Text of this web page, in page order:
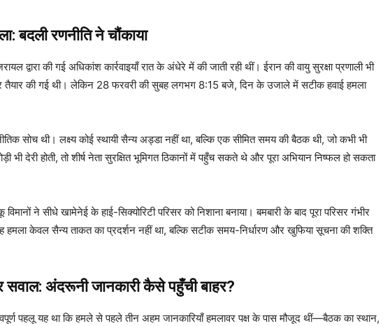
बदली रणनीति ने चौंकाया
द्वारा की गई अधिकांश कार्रवाइयाँ रात के अंधेरे में की जाती रही थीं। ईरान की वायु सुरक्षा प्रणाली भी
तैयार की गई थी। लेकिन 28 फरवरी की सुबह लगभग 8:15 बजे, दिन के उजाले में सटीक हवाई हमला
सोच थी। लक्ष्य कोई स्थायी सैन्य अड्डा नहीं था, बल्कि एक सीमित समय की बैठक थी, जो कभी भी
भी देरी होती, तो शीर्ष नेता सुरक्षित भूमिगत ठिकानों में पहुँच सकते थे और पूरा अभियान निष्फल हो सकता
ने सीधे खामेनेई के हाई-सिक्योरिटी परिसर को निशाना बनाया। बमबारी के बाद पूरा परिसर गंभीर
हमला केवल सैन्य ताकत का प्रदर्शन नहीं था, बल्कि सटीक समय-निर्धारण और खुफिया सूचना की शक्ति
सवाल: अंदरूनी जानकारी कैसे पहुँची बाहर?
पहलू यह था कि हमले से पहले तीन अहम जानकारियाँ हमलावर पक्ष के पास मौजूद थीं—बैठक का स्थान,